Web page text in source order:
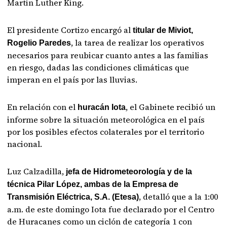
Martin Luther King.
El presidente Cortizo encargó altitular de Miviot,
Rogelio Paredes, la tarea de realizar los operativos
necesarios para reubicar cuanto antes a las familias
en riesgo, dadas las condiciones climáticas que
imperan en el país por las lluvias.
En relación con el huracán Iota, el Gabinete recibió un
informe sobre la situación meteorológica en el país
por los posibles efectos colaterales por el territorio
nacional.
Luz Calzadilla, jefa de Hidrometeorología y de la
técnica Pilar López, ambas de la Empresa de
Transmisión Eléctrica, S.A. (Etesa), detalló que a la 1:00
a.m. de este domingo Iota fue declarado por el Centro
de Huracanes como un ciclón de categoría 1 con